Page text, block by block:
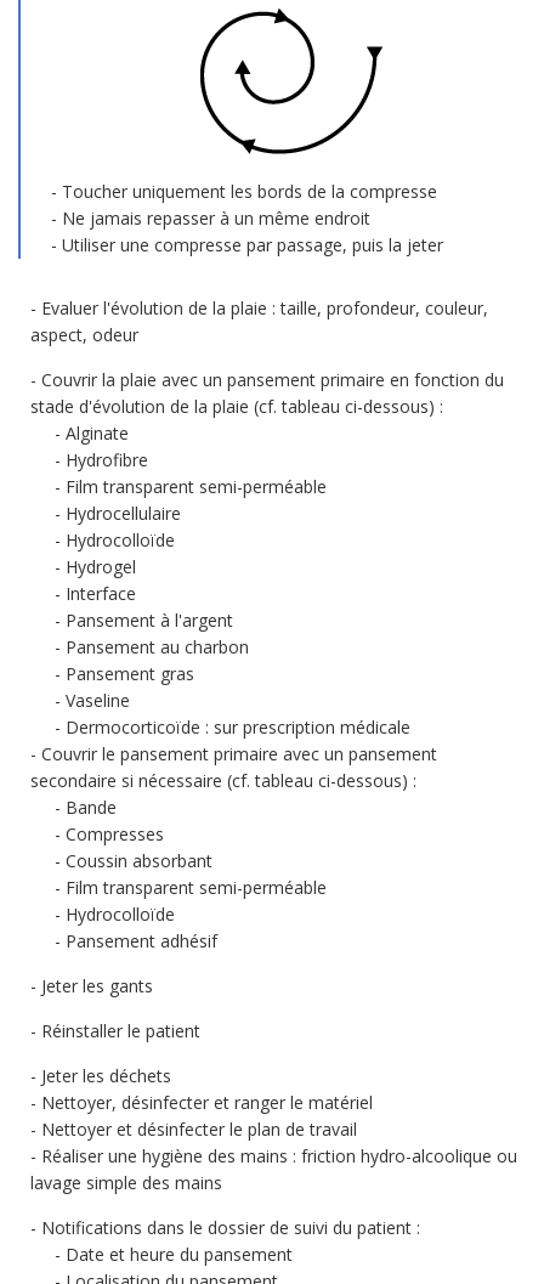
Toucher uniquement les bords de la compresse
Ne jamais repasser à un même endroit
Utiliser une compresse par passage, puis la jeter
Evaluer l'évolution de la plaie : taille, profondeur, couleur,
aspect, odeur
Couvrir la plaie avec un pansement primaire en fonction du
stade d'évolution de la plaie (cf. tableau ci-dessous) :
Alginate
Hydrofibre
Film transparent semi-perméable
Hydrocellulaire
Hydrocolloïde
Hydrogel
Interface
Pansement à l'argent
Pansement au charbon
Pansement gras
Vaseline
Dermocorticoïde : sur prescription médicale
Couvrir le pansement primaire avec un pansement
secondaire si nécessaire (cf. tableau ci-dessous) :
Bande
Compresses
Coussin absorbant
Film transparent semi-perméable
Hydrocolloïde
Pansement adhésif
Jeter les gants
Réinstaller le patient
Jeter les déchets
Nettoyer, désinfecter et ranger le matériel
Nettoyer et désinfecter le plan de travail
Réaliser une hygiène des mains : friction hydro-alcoolique ou
lavage simple des mains
Notifications dans le dossier de suivi du patient :
Date et heure du pansement